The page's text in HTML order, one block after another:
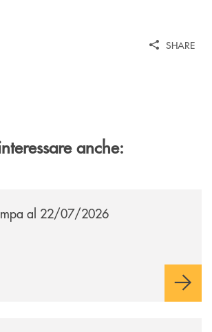
SHARE
anche:
al 22/07/2026